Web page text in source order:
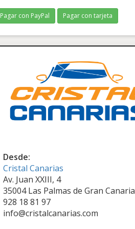
Pagar con PayPal Pagar con tarjeta
Desde:
Cristal Canarias
Av. Juan XXIII, 4
35004 Las Palmas de Gran Canaria
928 18 81 97
info@cristalcanarias.com